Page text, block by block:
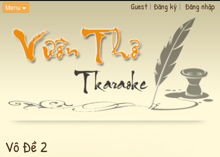
Menu Guest | Đăng ký | Đăng nhập
Vô Đề 2